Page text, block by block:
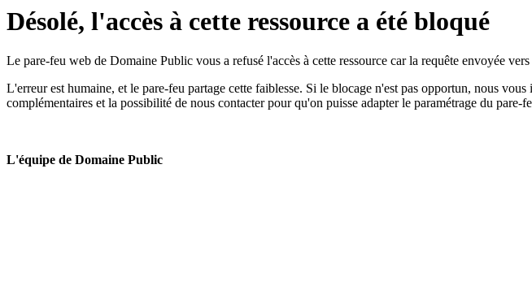
Désolé, l'accès à cette ressource a été bloqué
Le pare-feu web de Domaine Public vous a refusé l'accès à cette ressource car la requête envoyée
L'erreur est humaine, et le pare-feu partage cette faiblesse. Si le blocage n'est pas opportun, nous
complémentaires et la possibilité de nous contacter pour qu'on puisse adapter le paramétrage du pare-
L'équipe de Domaine Public